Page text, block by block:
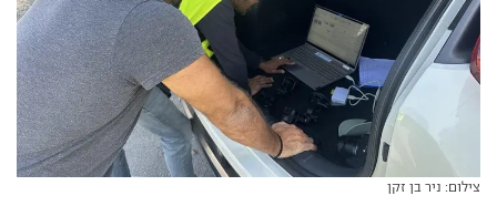
צילום: ניר בן זקן